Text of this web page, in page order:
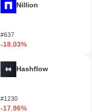
Nillion
#637
-18.03%
Hashflow
#1230
-17.96%